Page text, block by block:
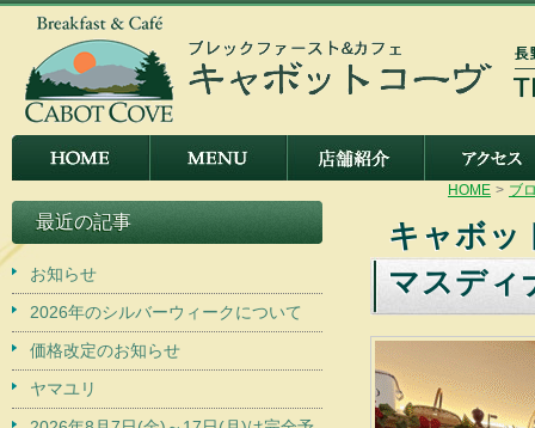
HOME > ブ
キャボッ
マスディ
最近の記事
お知らせ
2026年のシルバーウィークについて
価格改定のお知らせ
ヤマユリ